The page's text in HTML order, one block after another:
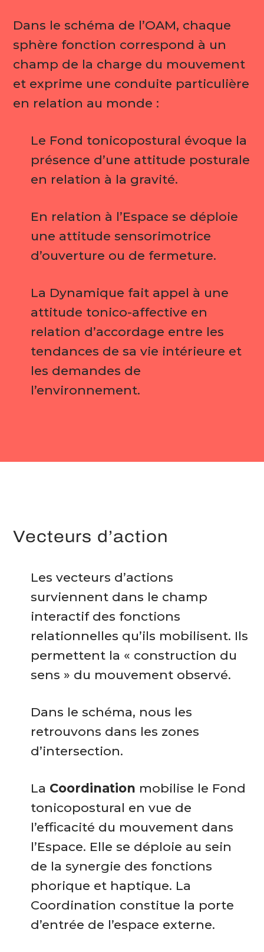
Dans le schéma de l’OAM, chaque
sphère fonction correspond à un
champ de la charge du mouvement
et exprime une conduite particulière
en relation au monde :
Le Fond tonicopostural évoque la
présence d’une attitude posturale
en relation à la gravité.
En relation à l’Espace se déploie
une attitude sensorimotrice
d’ouverture ou de fermeture.
La Dynamique fait appel à une
attitude tonico-affective en
relation d’accordage entre les
tendances de sa vie intérieure et
les demandes de
l’environnement.
Vecteurs d’action
Les vecteurs d’actions
surviennent dans le champ
interactif des fonctions
relationnelles qu’ils mobilisent. Ils
permettent la « construction du
sens » du mouvement observé.
Dans le schéma, nous les
retrouvons dans les zones
d’intersection.
La Coordination mobilise le Fond
tonicopostural en vue de
l’efficacité du mouvement dans
l’Espace. Elle se déploie au sein
de la synergie des fonctions
phorique et haptique. La
Coordination constitue la porte
d’entrée de l’espace externe.